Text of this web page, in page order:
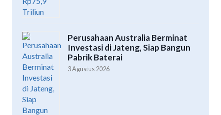
Perusahaan Australia Berminat
Investasi di Jateng, Siap Bangun
Pabrik Baterai
3 Agustus 2026